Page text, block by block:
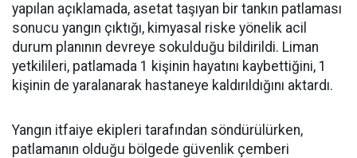
yapılan açıklamada, asetat taşıyan bir tankın patlaması
sonucu yangın çıktığı, kimyasal riske yönelik acil
durum planının devreye sokulduğu bildirildi. Liman
yetkilileri, patlamada 1 kişinin hayatını kaybettiğini, 1
kişinin de yaralanarak hastaneye kaldırıldığını aktardı.
Yangın itfaiye ekipleri tarafından söndürülürken,
patlamanın olduğu bölgede güvenlik çemberi